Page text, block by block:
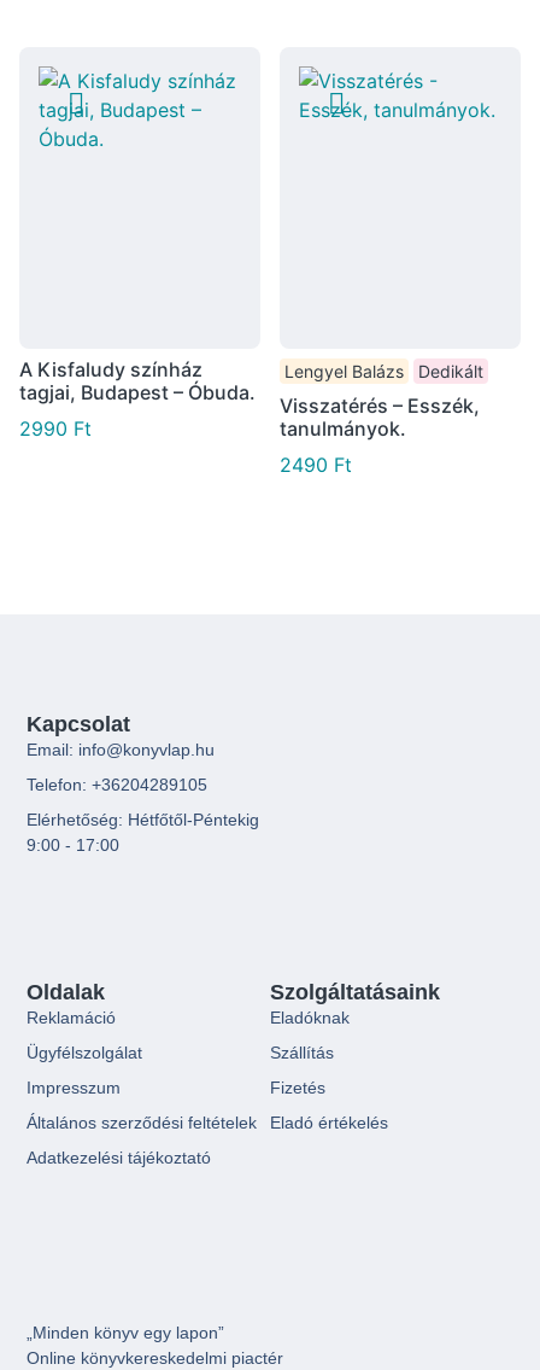
A Kisfaludy színház
tagjai, Budapest – Óbuda.
2990 Ft
Lengyel Balázs Dedikált
Visszatérés – Esszék,
tanulmányok.
2490 Ft
„Minden könyv egy lapon”
Online könyvkereskedelmi piactér
Szolgáltatásaink
Eladóknak
Szállítás
Fizetés
Eladó értékelés
Oldalak
Reklamáció
Ügyfélszolgálat
Impresszum
Általános szerződési feltételek
Adatkezelési tájékoztató
Kapcsolat
Email: info@konyvlap.hu
Telefon: +36204289105
Elérhetőség: Hétfőtől-Péntekig
9:00 - 17:00